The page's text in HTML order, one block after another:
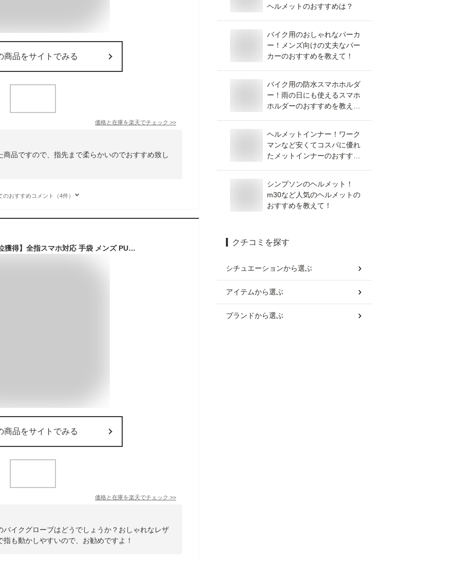
商品をサイトでみる
価格と在庫を楽天でチェック >>
品ですので、指先まで柔らかいのでおすすめ致し
のおすすめコメント（4件）
[11/15までP5倍] 【1位獲得】全指スマホ対応 手袋 メンズ PUレザー スマホ 防寒 スマホ対応 手ぶくろ エコレザー 撥水 グローブ 裏起毛 スマホ手袋 スマートフォン対応 紳士 自転車 バイク サイクリング バイクグローブ ビジネス ATG01
商品をサイトでみる
価格と在庫を楽天でチェック >>
イクグローブはどうでしょうか？おしゃれなレザ
も動かしやすいので、お勧めですよ！
ヘルメットのおすすめは？
バイク用のおしゃれなパーカ
ー！メンズ向けの丈夫なパー
カーのおすすめを教えて！
バイク用の防水スマホホルダ
ー！雨の日にも使えるスマホ
ホルダーのおすすめを教え
ヘルメットインナー！ワーク
マンなど安くてコスパに優れ
たメットインナーのおすすめ
シンプソンのヘルメット！
m30など人気のヘルメットの
おすすめを教えて！
クチコミを探す
シチュエーションから選ぶ
アイテムから選ぶ
ブランドから選ぶ